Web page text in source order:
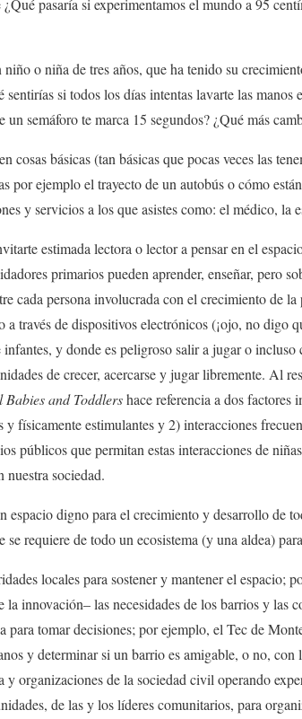
pasaría si experimentamos el mundo a 95
o niña de tres años, que ha tenido su
sentirías si todos los días intentas lavarte las
semáforo te marca 15 segundos? ¿Qué más
cosas básicas (tan básicas que pocas veces las
por ejemplo el trayecto de un autobús o cómo
y servicios a los que asistes como: el médico, la
estimada lectora o lector a pensar en el
primarios pueden aprender, enseñar, pero
cada persona involucrada con el crecimiento de
a través de dispositivos electrónicos (¡ojo, no digo
y donde es peligroso salir a jugar o incluso
de crecer, acercarse y jugar libremente. Al
Babies and Toddlershace referencia a dos factores
y físicamente estimulantes y 2) interacciones
públicos que permitan estas interacciones de
nuestra sociedad.
espacio digno para el crecimiento y desarrollo de
se requiere de todo un ecosistema (y una aldea)
locales para sostener y mantener el espacio;
la innovación– las necesidades de los barrios y las
para tomar decisiones; por ejemplo, el Tec de
y determinar si un barrio es amigable, o no, con
organizaciones de la sociedad civil operando
de las y los líderes comunitarios, para